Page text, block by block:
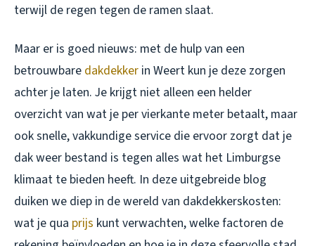
terwijl de regen tegen de ramen slaat.
Maar er is goed nieuws: met de hulp van een
betrouwbare dakdekker in Weert kun je deze zorgen
achter je laten. Je krijgt niet alleen een helder
overzicht van wat je per vierkante meter betaalt, maar
ook snelle, vakkundige service die ervoor zorgt dat je
dak weer bestand is tegen alles wat het Limburgse
klimaat te bieden heeft. In deze uitgebreide blog
duiken we diep in de wereld van dakdekkerskosten:
wat je qua prijs kunt verwachten, welke factoren de